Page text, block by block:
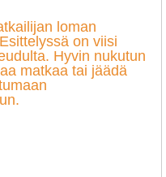
loman
on viisi
Hyvin nukutun
matkaa tai jäädä